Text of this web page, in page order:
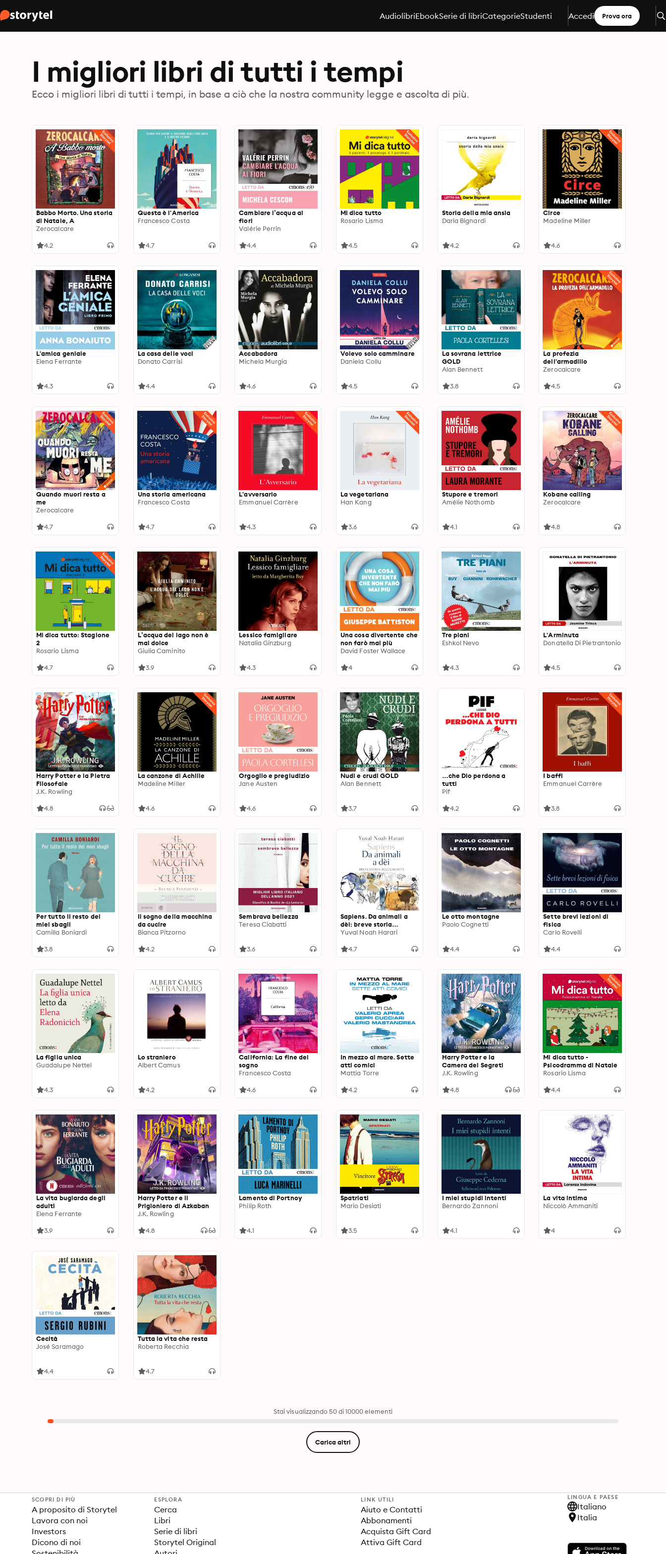
AudiolibriEbookSerie di libriCategorieStudenti Accedi Prova ora
I migliori libri di tutti i tempi
Ecco i migliori libri di tutti i tempi, in base a ciò che la nostra community legge e ascolta di più.
Babbo Morto. Una storia
di Natale, A
Zerocalcare
4.2
Questa è l'America
Francesco Costa
4.7
Cambiare l’acqua ai
fiori
Valérie Perrin
4.4
Mi dica tutto
Rosario Lisma
4.5
Storia della mia ansia
Daria Bignardi
4.2
Circe
Madeline Miller
4.6
L'amica geniale
Elena Ferrante
4.3
La casa delle voci
Donato Carrisi
4.4
Accabadora
Michela Murgia
4.6
Volevo solo camminare
Daniela Collu
4.5
La sovrana lettrice
GOLD
Alan Bennett
3.8
La profezia
dell'armadillo
Zerocalcare
4.5
Quando muori resta a
me
Zerocalcare
4.7
Una storia americana
Francesco Costa
4.7
L'avversario
Emmanuel Carrère
4.3
La vegetariana
Han Kang
3.6
Stupore e tremori
Amélie Nothomb
4.1
Kobane calling
Zerocalcare
4.8
Mi dica tutto: Stagione
2
Rosario Lisma
4.7
L’acqua del lago non è
mai dolce
Giulia Caminito
3.9
Lessico famigliare
Natalia Ginzburg
4.3
Una cosa divertente che
non farò mai più
David Foster Wallace
4
Tre piani
Eshkol Nevo
4.3
L'Arminuta
Donatella Di Pietrantonio
4.5
Harry Potter e la Pietra
Filosofale
J.K. Rowling
4.8
La canzone di Achille
Madeline Miller
4.6
Orgoglio e pregiudizio
Jane Austen
4.6
Nudi e crudi GOLD
Alan Bennett
3.7
…che Dio perdona a
tutti
Pif
4.2
I baffi
Emmanuel Carrère
3.8
Per tutto il resto dei
miei sbagli
Camilla Boniardi
3.8
Il sogno della macchina
da cucire
Bianca Pitzorno
4.2
Sembrava bellezza
Teresa Ciabatti
3.6
Sapiens. Da animali a
dèi: breve storia
dell'umanità
Yuval Noah Harari
4.7
Le otto montagne
Paolo Cognetti
4.4
Sette brevi lezioni di
fisica
Carlo Rovelli
4.4
La figlia unica
Guadalupe Nettel
4.3
Lo straniero
Albert Camus
4.2
California: La fine del
sogno
Francesco Costa
4.6
In mezzo al mare. Sette
atti comici
Mattia Torre
4.2
Harry Potter e la
Camera dei Segreti
J.K. Rowling
4.8
Mi dica tutto -
Psicodramma di Natale
Rosario Lisma
4.4
La vita bugiarda degli
adulti
Elena Ferrante
3.9
Harry Potter e il
Prigioniero di Azkaban
J.K. Rowling
4.8
Lamento di Portnoy
Philip Roth
4.1
Spatriati
Mario Desiati
3.5
I miei stupidi intenti
Bernardo Zannoni
4.1
La vita intima
Niccolò Ammaniti
4
Cecità
José Saramago
4.4
Tutta la vita che resta
Roberta Recchia
4.7
Stai visualizzando 50 di 10000 elementi
Carica altri
SCOPRI DI PIÙ
A proposito di Storytel
Lavora con noi
Investors
Dicono di noi
ESPLORA
Cerca
Libri
Serie di libri
Storytel Original
LINK UTILI
Aiuto e Contatti
Abbonamenti
Acquista Gift Card
Attiva Gift Card
LINGUA E PAESE
Italiano
Italia